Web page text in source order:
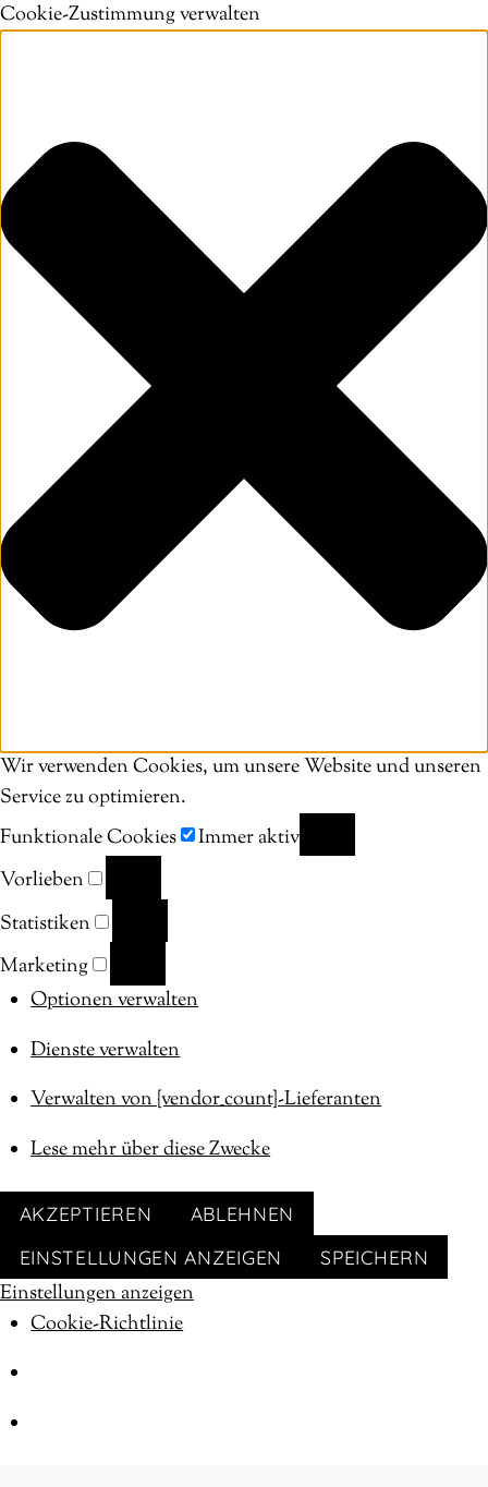
Cookie-Zustimmung verwalten
Wir verwenden Cookies, um unsere Website und unseren
Service zu optimieren.
Funktionale Cookies
FUNKTIONALE
Immer aktiv
Vorlieben
VORLIEBEN
Statistiken
STATISTIKEN
Marketing
MARKETING
Optionen verwalten
Dienste verwalten
Verwalten von {vendor_count}-Lieferanten
Lese mehr über diese Zwecke
AKZEPTIEREN
ABLEHNEN
EINSTELLUNGEN ANZEIGEN
SPEICHERN
Einstellungen anzeigen
Cookie-Richtlinie